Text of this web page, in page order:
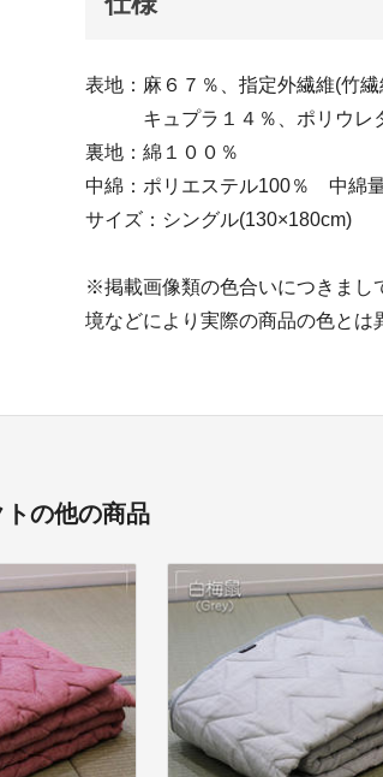
表地：麻６７％、指定外繊維(竹繊
キュプラ１４％、ポリウレ
裏地：綿１００％
中綿：ポリエステル100％ 中綿
サイズ：シングル(130×180cm)
※掲載画像類の色合いにつきまし
境などにより実際の商品の色とは
の他の商品